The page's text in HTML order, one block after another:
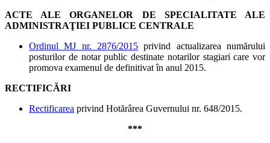
ACTE ALE ORGANELOR DE SPECIALITATE ALE
ADMINISTRAŢIEI PUBLICE CENTRALE
Ordinul MJ nr. 2876/2015 privind actualizarea numărului
posturilor de notar public destinate notarilor stagiari care vor
promova examenul de definitivat în anul 2015.
RECTIFICĂRI
Rectificarea privind Hotărârea Guvernului nr. 648/2015.
***